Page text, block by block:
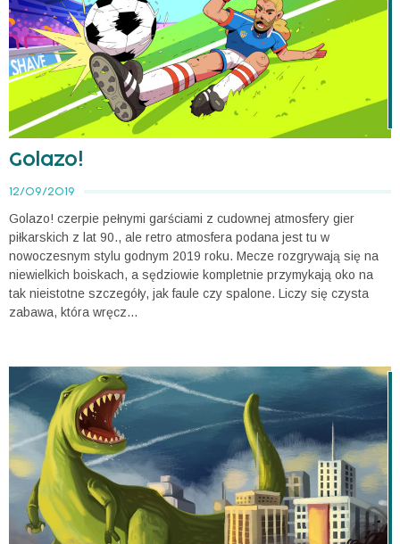
Golazo!
12/09/2019
Golazo! czerpie pełnymi garściami z cudownej atmosfery gier
piłkarskich z lat 90., ale retro atmosfera podana jest tu w
nowoczesnym stylu godnym 2019 roku. Mecze rozgrywają się na
niewielkich boiskach, a sędziowie kompletnie przymykają oko na
tak nieistotne szczegóły, jak faule czy spalone. Liczy się czysta
zabawa, która wręcz...